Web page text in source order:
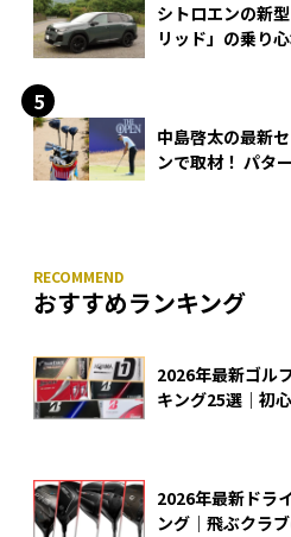
シトロエンの新
リッド」の乗り
中島啓太の最新
ンで取材！ パタ
おすすめランキング
2026年最新ゴル
キング25選｜初
2026年最新ドラ
ング｜飛ぶクラ